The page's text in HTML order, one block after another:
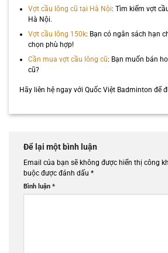
Vợt cầu lông cũ tại Hà Nội: Tìm kiếm vợt
Hà Nội.
Vợt cầu lông 150k: Bạn có ngân sách hạn
chọn phù hợp!
Cần mua vợt cầu lông cũ: Bạn muốn bán
cũ?
Hãy liên hệ ngay với Quốc Việt Badminton để
Để lại một bình luận
Email của bạn sẽ không được hiển thị công
buộc được đánh dấu *
Bình luận *